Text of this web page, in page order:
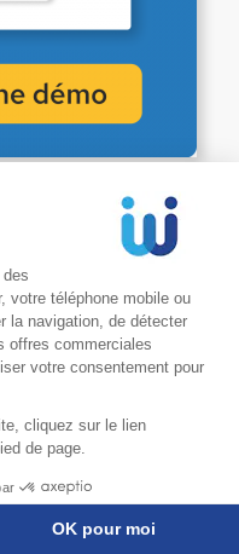
pour
posées
avonslesréponses
de validation ?
circuit de validation